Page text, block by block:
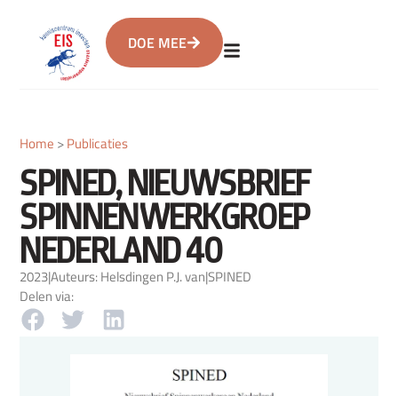
DOE MEE
Home >Publicaties
SPINED, NIEUWSBRIEF
SPINNENWERKGROEP
NEDERLAND 40
2023|Auteurs: Helsdingen P.J. van|SPINED
Delen via: